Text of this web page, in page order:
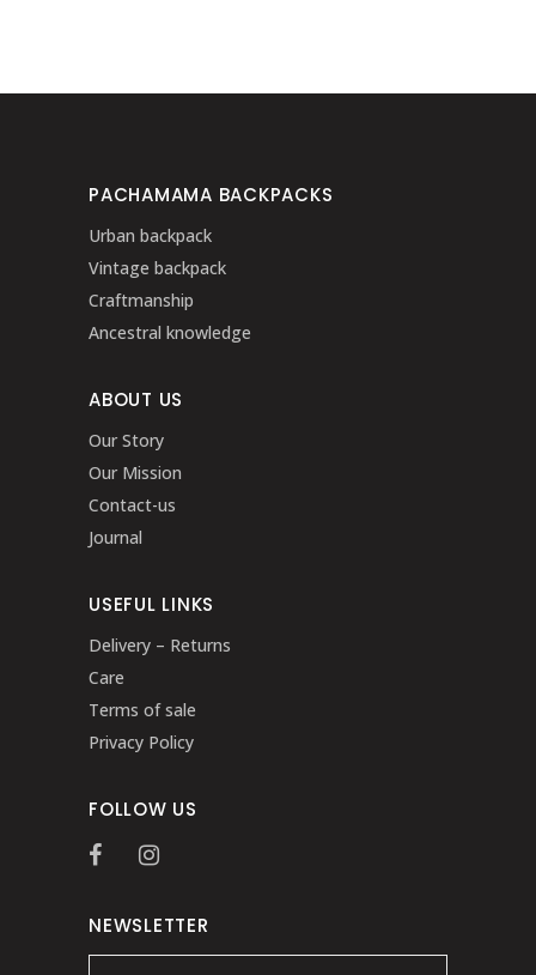
PACHAMAMA BACKPACKS
Urban backpack
Vintage backpack
Craftmanship
Ancestral knowledge
ABOUT US
Our Story
Our Mission
Contact-us
Journal
USEFUL LINKS
Delivery – Returns
Care
Terms of sale
Privacy Policy
FOLLOW US
NEWSLETTER